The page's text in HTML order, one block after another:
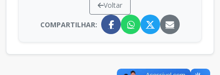
Voltar
COMPARTILHAR: